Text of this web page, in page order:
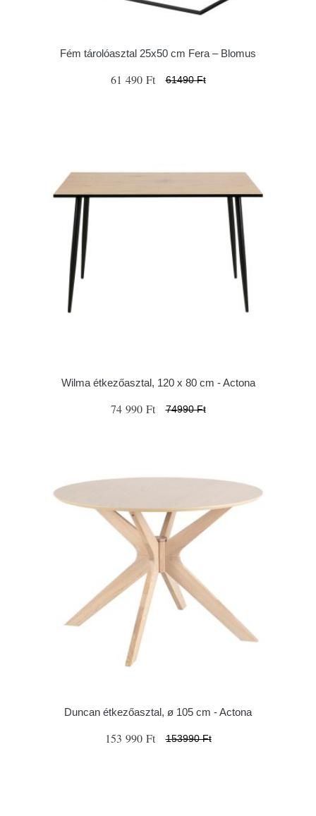
Fém tárolóasztal 25x50 cm Fera – Blomus
61 490 Ft 61490 Ft
Wilma étkezőasztal, 120 x 80 cm - Actona
74 990 Ft 74990 Ft
Duncan étkezőasztal, ø 105 cm - Actona
153 990 Ft 153990 Ft